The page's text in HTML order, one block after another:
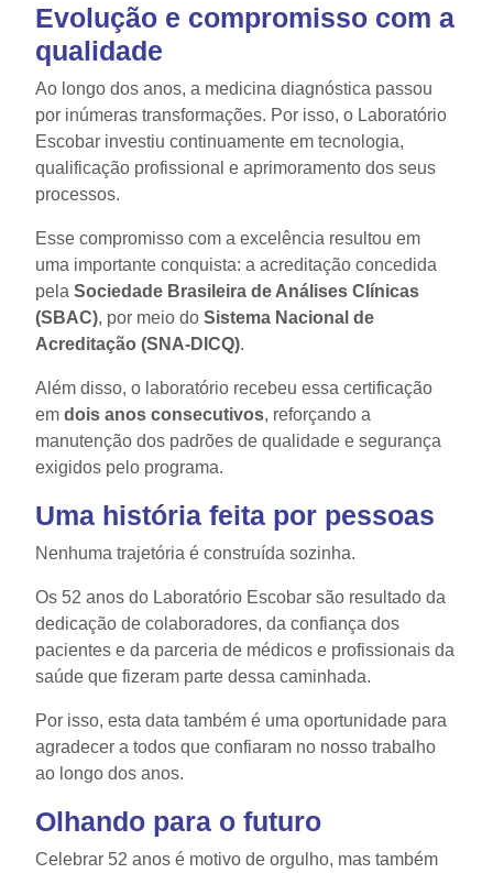
Evolução e compromisso com a
qualidade
Ao longo dos anos, a medicina diagnóstica passou
por inúmeras transformações. Por isso, o Laboratório
Escobar investiu continuamente em tecnologia,
qualificação profissional e aprimoramento dos seus
processos.
Esse compromisso com a excelência resultou em
uma importante conquista: a acreditação concedida
pela Sociedade Brasileira de Análises Clínicas
(SBAC), por meio do Sistema Nacional de
Acreditação (SNA-DICQ).
Além disso, o laboratório recebeu essa certificação
em dois anos consecutivos, reforçando a
manutenção dos padrões de qualidade e segurança
exigidos pelo programa.
Uma história feita por pessoas
Nenhuma trajetória é construída sozinha.
Os 52 anos do Laboratório Escobar são resultado da
dedicação de colaboradores, da confiança dos
pacientes e da parceria de médicos e profissionais da
saúde que fizeram parte dessa caminhada.
Por isso, esta data também é uma oportunidade para
agradecer a todos que confiaram no nosso trabalho
ao longo dos anos.
Olhando para o futuro
Celebrar 52 anos é motivo de orgulho, mas também